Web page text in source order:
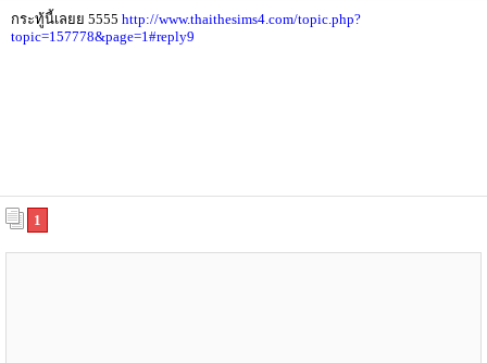
กระทู้นี้เลยย 5555 http://www.thaithesims4.com/topic.php?
topic=157778&page=1#reply9
1